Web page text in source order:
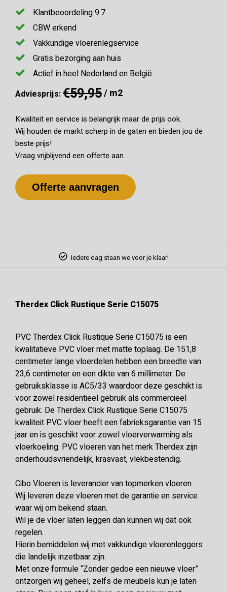
Klantbeoordeling 9.7
CBW erkend
Vakkundige vloerenlegservice
Gratis bezorging aan huis
Actief in heel Nederland en België
Adviesprijs:€59,95/ m2
Kwaliteit en service is belangrijk maar de prijs ook.
Wij houden de markt scherp in de gaten en bieden jou de
beste prijs!
Vraag vrijblijvend een offerte aan.
Offerte aanvragen
Iedere dag staan we voor je klaar!
Therdex Click Rustique Serie C15075
PVC Therdex Click Rustique Serie C15075 is een
kwalitatieve PVC vloer met matte toplaag. De 151,8
centimeter lange vloerdelen hebben een breedte van
23,6 centimeter en een dikte van 6 millimeter. De
gebruiksklasse is AC5/33 waardoor deze geschikt is
voor zowel residentieel gebruik als commercieel
gebruik. De Therdex Click Rustique Serie C15075
kwaliteit PVC vloer heeft een fabrieksgarantie van 15
jaar en is geschikt voor zowel vloerverwarming als
vloerkoeling. PVC vloeren van het merk Therdex zijn
onderhoudsvriendelijk, krasvast, vlekbestendig.
Cibo Vloeren is leverancier van topmerken vloeren.
Wij leveren deze vloeren met de garantie en service
waar wij om bekend staan.
Wil je de vloer laten leggen dan kunnen wij dat ook
regelen.
Hierin bemiddelen wij met vakkundige vloerenleggers
die landelijk inzetbaar zijn.
Met onze formule “Zonder gedoe een nieuwe vloer”
ontzorgen wij geheel, zelfs de meubels kun je laten